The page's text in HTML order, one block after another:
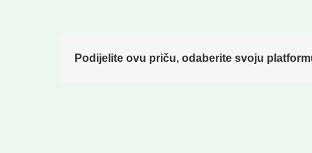
Podijelite ovu priču, odaberite svoju